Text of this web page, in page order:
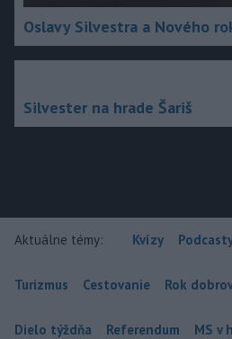
Oslavy Silvestra a Nového
Silvester na hrade Šariš
Aktuálne témy: Kvízy
Turizmus Cestovanie Rok
Dielo týždňa Referendum MS v